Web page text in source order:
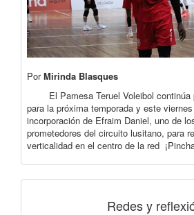
PorMirinda Blasques
El Pamesa Teruel Voleibol continúa
para la próxima temporada y este
incorporación de Efraim Daniel, uno de
prometedores del circuito lusitano, para
verticalidad en el centro de la red
Redes y